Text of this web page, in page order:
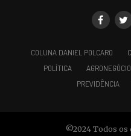
COLUNA DANIEL POLCARO
POLÍTICA
AGRONEGÓCIO
PREVIDÊNCIA
©2024 Todos os